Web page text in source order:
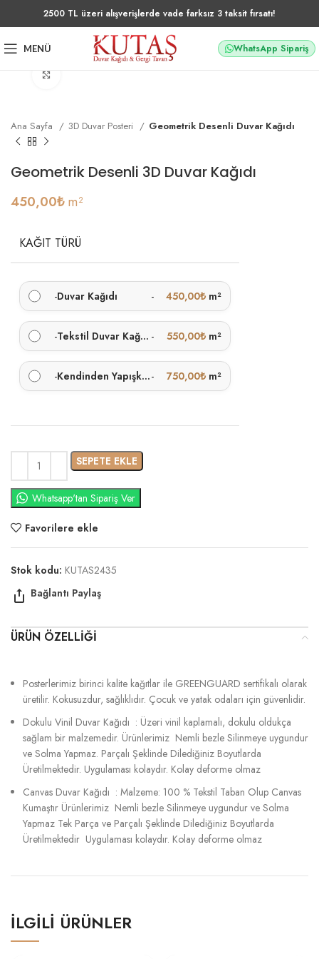
2500 TL üzeri alışverişlerde vade farksız 3 taksit fırsatı!
MENÜ WhatsApp Sipariş
Ana Sayfa 3D Duvar Posteri Geometrik Desenli Duvar Kağıdı
Geometrik Desenli 3D Duvar Kağıdı
450,00₺m²
KAĞIT TÜRÜ
-Duvar Kağıdı - 450,00₺ m²
- Tekstil Duvar Kağıdı - 550,00₺ m²
- Kendinden Yapışkanlı- 750,00₺ m²
SEPETE EKLE
Whatsapp'tan Sipariş Ver
Favorilere ekle
Stok kodu: KUTAS2435
ÜRÜN ÖZELLIĞI
Posterlerimiz birinci kalite kağıtlar ile GREENGUARD sertifikalı olarak
üretilir. Kokusuzdur, sağlıklıdır. Çocuk ve yatak odaları için güvenlidir.
Dokulu Vinil Duvar Kağıdı : Üzeri vinil kaplamalı, dokulu oldukça
sağlam bir malzemedir. Ürünlerimiz Nemli bezle Silinmeye uygundur
ve Solma Yapmaz. Parçalı Şeklinde Dilediğiniz Boyutlarda
Üretilmektedir. Uygulaması kolaydır. Kolay deforme olmaz
Canvas Duvar Kağıdı : Malzeme: 100 % Tekstil Taban Olup Canvas
Kumaştır Ürünlerimiz Nemli bezle Silinmeye uygundur ve Solma
Yapmaz Tek Parça ve Parçalı Şeklinde Dilediğiniz Boyutlarda
Üretilmektedir Uygulaması kolaydır. Kolay deforme olmaz
İLGILI ÜRÜNLER